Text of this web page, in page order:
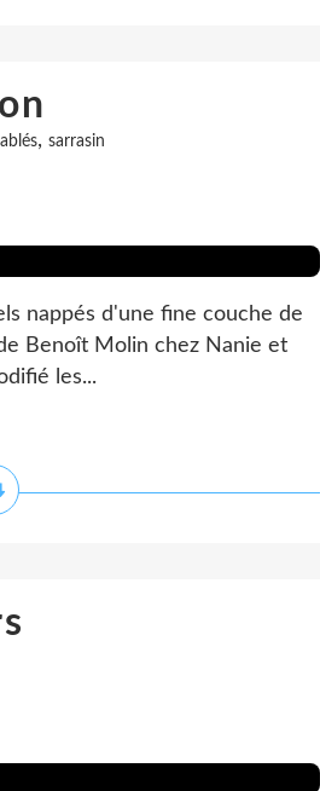
, sarrasin
nappés d'une fine couche de
Benoît Molin chez Nanie et
les...